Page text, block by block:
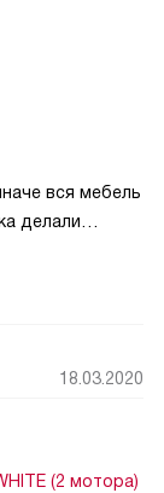
вся мебель
делали
уже больше
собираюсь. Она
18.03.2020
(2 мотора)